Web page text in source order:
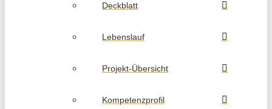
Deckblatt
Lebenslauf
Projekt-Übersicht
Kompetenzprofil